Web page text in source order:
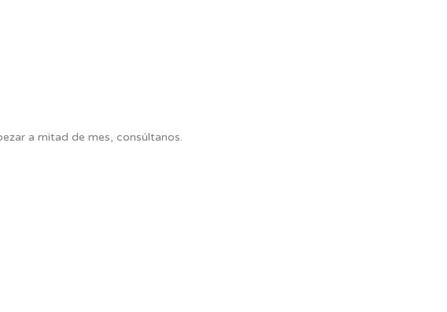
a mitad de mes, consúltanos.